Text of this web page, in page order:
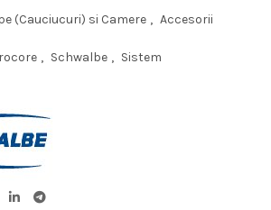
prețuri:
750,00 lei
(Cauciucuri) si Camere , Accesorii
, Schwalbe , Sistem